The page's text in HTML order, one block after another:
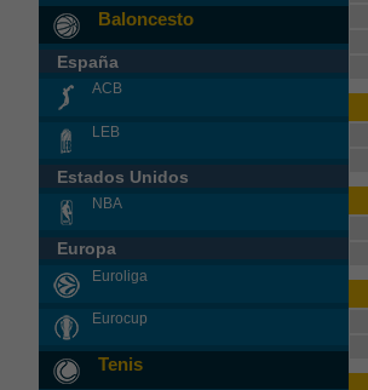
Baloncesto
España
ACB
LEB
Estados Unidos
NBA
Europa
Euroliga
Eurocup
Tenis